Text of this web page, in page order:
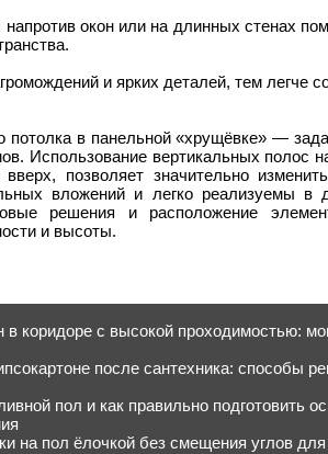
окон или на длинных стенах
и ярких деталей, тем легче
потолка в панельной «хрущёвке» —
Использование вертикальных полос
позволяет значительно
вложений и легко реализуемы
решения и расположение
и высоты.
в коридоре с высокой проходимостью:
после сантехника: способы
пол и как правильно подготовить
на пол ёлочкой без смещения углов